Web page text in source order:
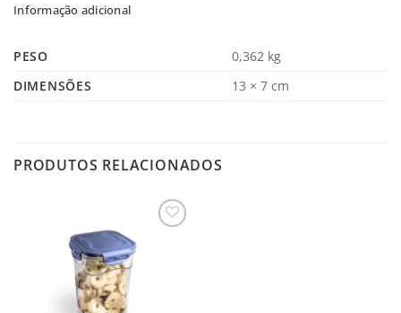
Informação adicional
PESO
0,362 kg
DIMENSÕES
13 × 7 cm
PRODUTOS RELACIONADOS